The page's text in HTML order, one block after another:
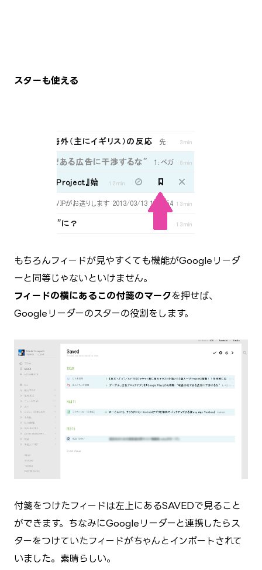
スターも使える
もちろんフィードが見やすくても機能がGoogleリーダ
ーと同等じゃないといけません。
フィードの横にあるこの付箋のマークを押せば、
Googleリーダーのスターの役割をします。
付箋をつけたフィードは左上にあるSAVEDで見ること
ができます。ちなみにGoogleリーダーと連携したらス
ターをつけていたフィードがちゃんとインポートされて
いました。素晴らしい。